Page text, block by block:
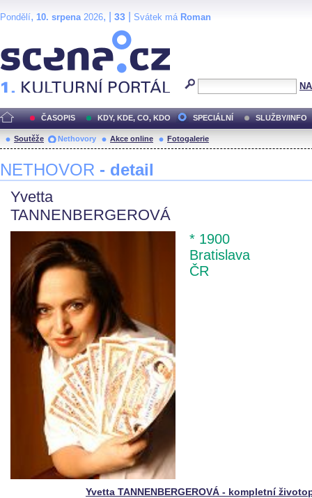
Pondělí, 10. srpena2026, | 33 Svátek má Roman
ČASOPIS KDY, KDE, CO, KDO SPECIÁLNÍ SLUŽBY/INFO
Soutěže Nethovory Akce online Fotogalerie
NETHOVOR - detail
Yvetta
TANNENBERGEROVÁ
* 1900
Bratislava
ČR
Yvetta TANNENBERGEROVÁ - kompletní